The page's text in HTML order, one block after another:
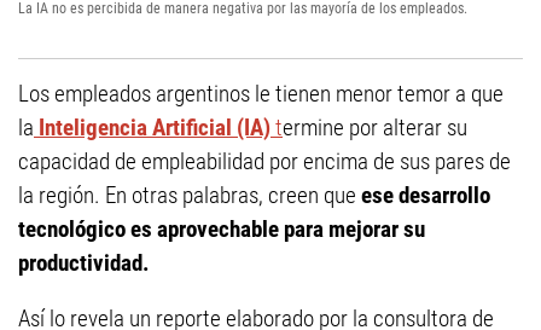
La IA no es percibida de manera negativa por las mayoría de los empleados.
Los empleados argentinos le tienen menor temor a que
la Inteligencia Artificial (IA)termine por alterar su
capacidad de empleabilidad por encima de sus pares de
la región. En otras palabras, creen que ese desarrollo
tecnológico es aprovechable para mejorar su
productividad.
Así lo revela un reporte elaborado por la consultora de